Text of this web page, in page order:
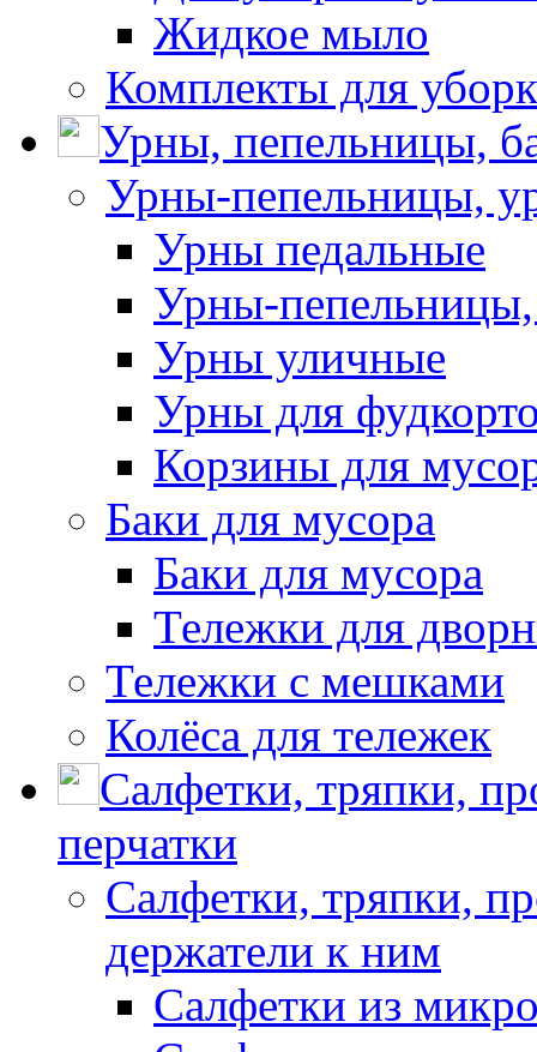
Жидкое мыло
Комплекты для
Урны, пепельницы,
Урны-пепельницы,
Урны педальные
Урны-
Урны уличные
Урны для
Корзины для
Баки для мусора
Баки для мусора
Тележки для
Тележки с мешками
Колёса для тележек
Салфетки, тряпки,
перчатки
Салфетки, тряпки,
держатели к ним
Салфетки из